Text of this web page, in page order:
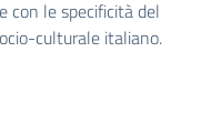
con le specificità del
culturale italiano.